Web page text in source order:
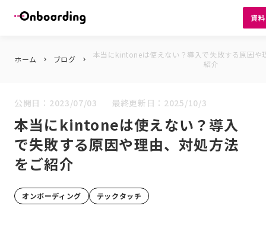
資
ホーム keyboard_arrow_right ブログ keyboard_arrow_right
本当にkintoneは使えない？導入で失敗する原因や
紹介
公開日： 2023/07/03 最終更新日： 2025/10/3
本当にkintoneは使えない？導入
で失敗する原因や理由、対処方法
をご紹介
オンボーディング テックタッチ